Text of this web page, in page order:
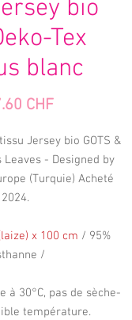
bio
Tex
blanc
CHFPrix
Jersey bio GOTS &
Leaves - Designed by
(Turquie) Acheté
x 100 cm / 95%
/
à 30°C, pas de sèche-
température.